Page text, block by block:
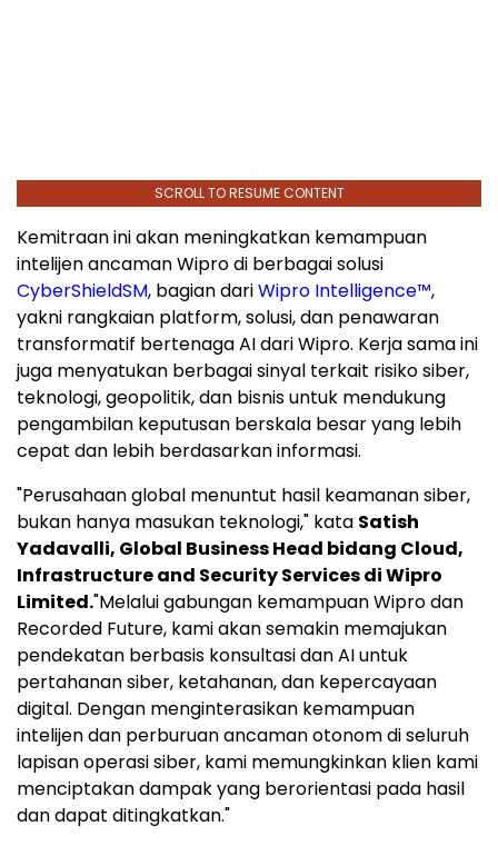
SCROLL TO RESUME CONTENT
Kemitraan ini akan meningkatkan kemampuan
intelijen ancaman Wipro di berbagai solusi
CyberShieldSM, bagian dariWipro Intelligence™,
yakni rangkaian platform, solusi, dan penawaran
transformatif bertenaga AI dari Wipro. Kerja sama ini
juga menyatukan berbagai sinyal terkait risiko siber,
teknologi, geopolitik, dan bisnis untuk mendukung
pengambilan keputusan berskala besar yang lebih
cepat dan lebih berdasarkan informasi.
"Perusahaan global menuntut hasil keamanan siber,
bukan hanya masukan teknologi," kata Satish
Yadavalli, Global Business Head bidang Cloud,
Infrastructure and Security Services di Wipro
Limited."Melalui gabungan kemampuan Wipro dan
Recorded Future, kami akan semakin memajukan
pendekatan berbasis konsultasi dan AI untuk
pertahanan siber, ketahanan, dan kepercayaan
digital. Dengan menginterasikan kemampuan
intelijen dan perburuan ancaman otonom di seluruh
lapisan operasi siber, kami memungkinkan klien kami
menciptakan dampak yang berorientasi pada hasil
dan dapat ditingkatkan."